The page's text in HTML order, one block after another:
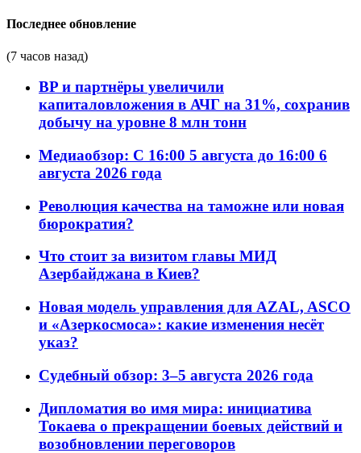
Последнее обновление
(7 часов назад)
BP и партнёры увеличили
капиталовложения в АЧГ на 31%, сохранив
добычу на уровне 8 млн тонн
Медиаобзор: С 16:00 5 августа до 16:00 6
августа 2026 года
Революция качества на таможне или новая
бюрократия?
Что стоит за визитом главы МИД
Азербайджана в Киев?
Новая модель управления для AZAL, ASCO
и «Азеркосмоса»: какие изменения несёт
указ?
Судебный обзор: 3–5 августа 2026 года
Дипломатия во имя мира: инициатива
Токаева о прекращении боевых действий и
возобновлении переговоров